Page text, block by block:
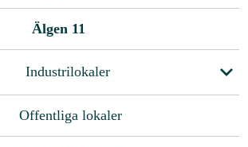
Älgen 11
Industrilokaler
Offentliga lokaler